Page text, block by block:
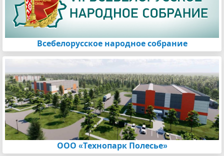
Всебелорусское народное собрание
ООО «Технопарк Полесье»